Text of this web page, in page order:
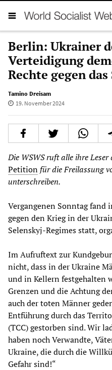
Berlin: Ukrainer
Verteidigung
Rechte gegen
Tamino Dreisam
19. November 2024
Die WSWS ruft alle ihre
Petition für die Freilassung
unterschreiben.
Vergangenen Sonntag fand
gegen den Krieg in der
Selenskyj-Regimes statt,
Im Aufruftext zur
nicht, dass in der Ukraine
und in Kellern festgehalten
Grenzen und die Achtung
auch der toten Männer
Entführung durch das
(TCC) gestorben sind. Wir
haben noch Verwandte,
Ukraine, die durch die
Gefahr sind!“